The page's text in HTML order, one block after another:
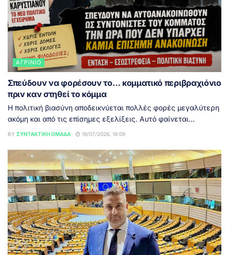
ΑΓΡΊΝΙΟ
Σπεύδουν να φορέσουν το… κομματικό περιβραχιόνιο
πριν καν στηθεί το κόμμα
Η πολιτική βιασύνη αποδεικνύεται πολλές φορές μεγαλύτερη
ακόμη και από τις επίσημες εξελίξεις. Αυτό φαίνεται...
BY ΣΥΝΤΑΚΤΙΚΉ ΟΜΆΔΑ 19/07/2026, 18:09